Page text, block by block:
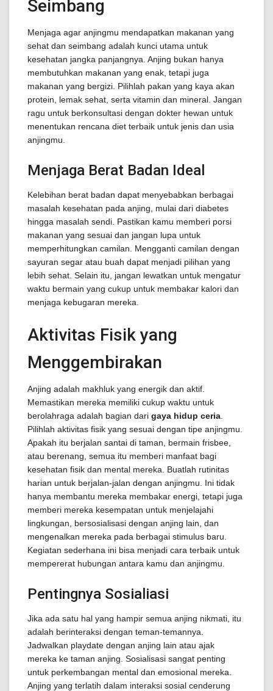
Seimbang
Menjaga agar anjingmu mendapatkan makanan yang
sehat dan seimbang adalah kunci utama untuk
kesehatan jangka panjangnya. Anjing bukan hanya
membutuhkan makanan yang enak, tetapi juga
makanan yang bergizi. Pilihlah pakan yang kaya akan
protein, lemak sehat, serta vitamin dan mineral. Jangan
ragu untuk berkonsultasi dengan dokter hewan untuk
menentukan rencana diet terbaik untuk jenis dan usia
anjingmu.
Menjaga Berat Badan Ideal
Kelebihan berat badan dapat menyebabkan berbagai
masalah kesehatan pada anjing, mulai dari diabetes
hingga masalah sendi. Pastikan kamu memberi porsi
makanan yang sesuai dan jangan lupa untuk
memperhitungkan camilan. Mengganti camilan dengan
sayuran segar atau buah dapat menjadi pilihan yang
lebih sehat. Selain itu, jangan lewatkan untuk mengatur
waktu bermain yang cukup untuk membakar kalori dan
menjaga kebugaran mereka.
Aktivitas Fisik yang
Menggembirakan
Anjing adalah makhluk yang energik dan aktif.
Memastikan mereka memiliki cukup waktu untuk
berolahraga adalah bagian dari gaya hidup ceria
Pilihlah aktivitas fisik yang sesuai dengan tipe anjingmu.
Apakah itu berjalan santai di taman, bermain frisbee,
atau berenang, semua itu memberi manfaat bagi
kesehatan fisik dan mental mereka. Buatlah rutinitas
harian untuk berjalan-jalan dengan anjingmu. Ini tidak
hanya membantu mereka membakar energi, tetapi juga
memberi mereka kesempatan untuk menjelajahi
lingkungan, bersosialisasi dengan anjing lain, dan
mengenalkan mereka pada berbagai stimulus baru.
Kegiatan sederhana ini bisa menjadi cara terbaik untuk
mempererat hubungan antara kamu dan anjingmu.
Pentingnya Sosialiasi
Jika ada satu hal yang hampir semua anjing nikmati, itu
adalah berinteraksi dengan teman-temannya.
Jadwalkan playdate dengan anjing lain atau ajak
mereka ke taman anjing. Sosialisasi sangat penting
untuk perkembangan mental dan emosional mereka.
Anjing yang terlatih dalam interaksi sosial cenderung